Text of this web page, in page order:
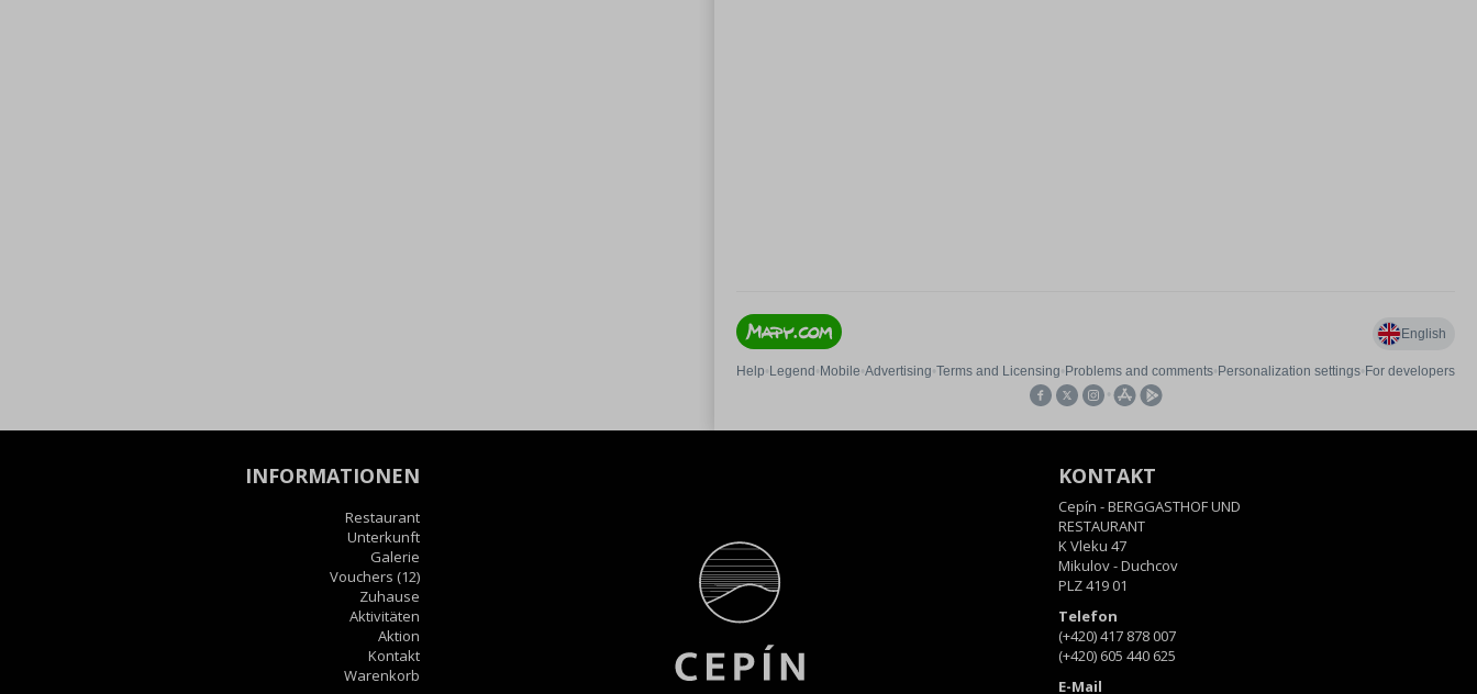
INFORMATIONEN
Restaurant
Unterkunft
Galerie
Vouchers (12)
Zuhause
Aktivitäten
Aktion
Kontakt
Warenkorb
KONTAKT
Cepín - BERGGASTHOF UND
RESTAURANT
K Vleku 47
Mikulov - Duchcov
PLZ 419 01
Telefon
(+420) 417 878 007
(+420) 605 440 625
E-Mail